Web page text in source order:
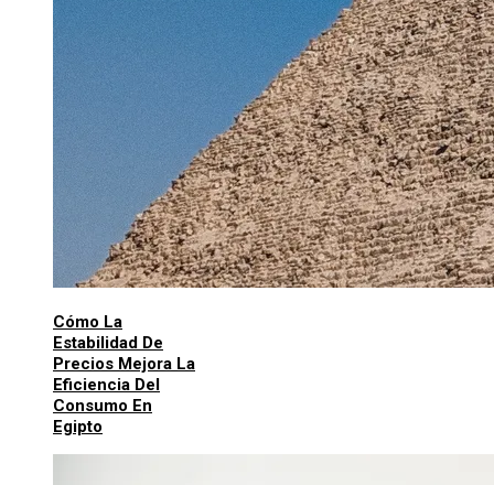
Cómo La
Estabilidad De
Precios Mejora La
Eficiencia Del
Consumo En
Egipto